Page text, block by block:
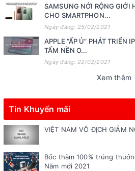
SAMSUNG NỚI RỘNG GIỚI
CHO SMARTPHON...
Ngày đăng: 25/02/2021
APPLE “ẤP Ủ” PHÁT TRIỂN
TẤM NỀN O...
Ngày đăng: 22/02/2021
Xem thêm
Tin Khuyến mãi
VIỆT NAM VÔ ĐỊCH GIẢM
Bốc thăm 100% trúng
Năm mới 2021